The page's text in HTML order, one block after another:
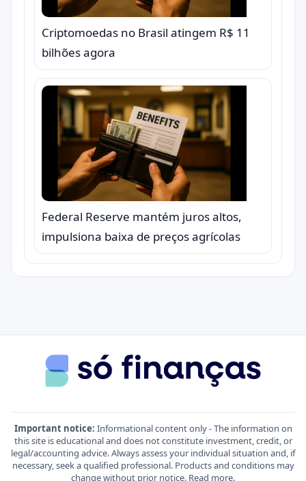
Criptomoedas no Brasil atingem R$ 11
bilhões agora
Federal Reserve mantém juros altos,
impulsiona baixa de preços agrícolas
Important notice: Informational content only - The information on
this site is educational and does not constitute investment, credit, or
legal/accounting advice. Always assess your individual situation and, if
necessary, seek a qualified professional. Products and conditions may
change without prior notice. Read more.